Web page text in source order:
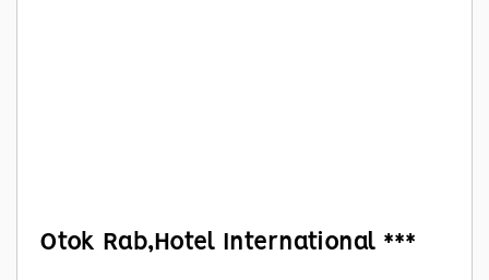
Otok Rab,Hotel International ***